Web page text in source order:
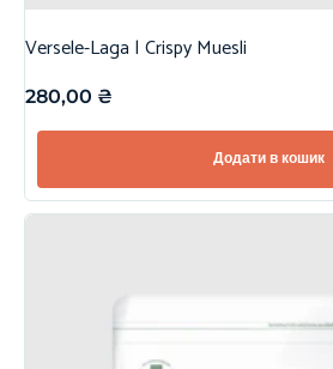
Versele-Laga | Crispy Muesli
280,00 ₴
Додати в кошик